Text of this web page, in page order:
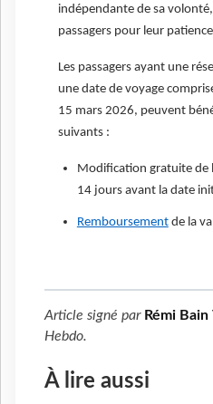
indépendante de sa
passagers pour leur
Les passagers ayant une
une date de voyage
15 mars 2026, peuvent
suivants :
Modification gratuite de
14 jours avant la date
Remboursementde la
Article signé par Rémi
Hebdo.
À lire aussi